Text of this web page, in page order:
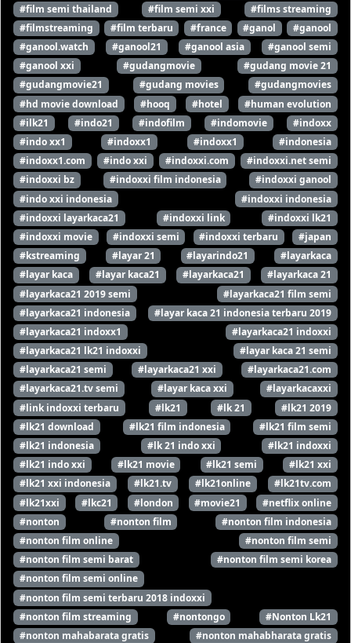
#film semi thailand
#film semi xxi
#films streaming
#filmstreaming
#film terbaru #france #ganol
#ganool
#ganool.watch
#ganool21 #ganool asia
#ganool semi
#ganool xxi
#gudangmovie
#gudang movie 21
#gudangmovie21
#gudang movies
#gudangmovies
#hd movie download
#hooq #hotel
#human evolution
#ilk21
#indo21 #indofilm #indomovie
#indoxx
#indo xx1
#indoxx1 #indoxx1
#indonesia
#indoxx1.com
#indo xxi #indoxxi.com
#indoxxi.net semi
#indoxxi bz
#indoxxi film indonesia
#indoxxi ganool
#indo xxi indonesia
#indoxxi indonesia
#indoxxi layarkaca21
#indoxxi link
#indoxxi lk21
#indoxxi movie
#indoxxi semi #indoxxi terbaru
#japan
#kstreaming
#layar 21 #layarindo21
#layarkaca
#layar kaca
#layar kaca21 #layarkaca21
#layarkaca 21
#layarkaca21 2019 semi
#layarkaca21 film semi
#layarkaca21 indonesia
#layar kaca 21 indonesia terbaru 2019
#layarkaca21 indoxx1
#layarkaca21 indoxxi
#layarkaca21 lk21 indoxxi
#layar kaca 21 semi
#layarkaca21 semi
#layarkaca21 xxi
#layarkaca21.com
#layarkaca21.tv semi
#layar kaca xxi
#layarkacaxxi
#link indoxxi terbaru
#lk21 #lk 21
#lk21 2019
#lk21 download
#lk21 film indonesia
#lk21 film semi
#lk21 indonesia
#lk 21 indo xxi
#lk21 indoxxi
#lk21 indo xxi
#lk21 movie #lk21 semi
#lk21 xxi
#lk21 xxi indonesia
#lk21.tv #lk21online
#lk21tv.com
#lk21xxi
#lkc21 #london #movie21
#netflix online
#nonton
#nonton film
#nonton film indonesia
#nonton film online
#nonton film semi
#nonton film semi barat
#nonton film semi korea
#nonton film semi online
#nonton film semi terbaru 2018 indoxxi
#nonton film streaming
#nontongo
#Nonton Lk21
#nonton mahabarata gratis
#nonton mahabharata gratis